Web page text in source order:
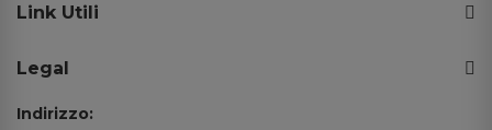
Link Utili
Legal
Indirizzo: